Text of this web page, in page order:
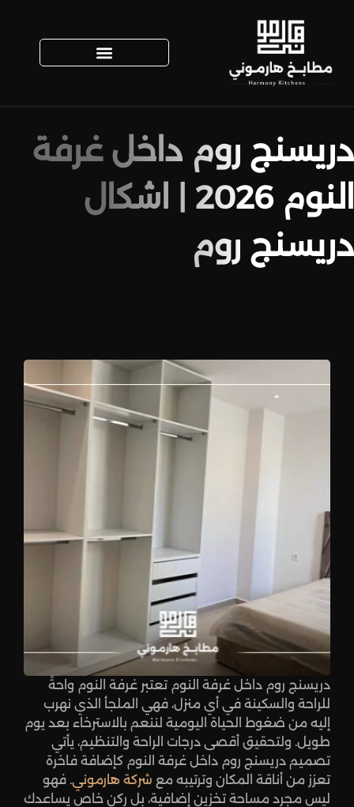
دريسنج روم داخل غرفة
النوم 2026 | اشكال
دريسنج روم
دريسنج روم داخل غرفة النوم تعتبر غرفة النوم واحةً
للراحة والسكينة في أي منزل، فهي الملجأ الذي نهرب
إليه من ضغوط الحياة اليومية لننعم بالاسترخاء بعد يوم
طويل. ولتحقيق أقصى درجات الراحة والتنظيم، يأتي
تصميم دريسنج روم داخل غرفة النوم كإضافة فاخرة
تعزز من أناقة المكان وترتيبه مع شركة هارموني. فهو
ليس مجرد مساحة تخزين إضافية، بل ركن خاص يساعدك